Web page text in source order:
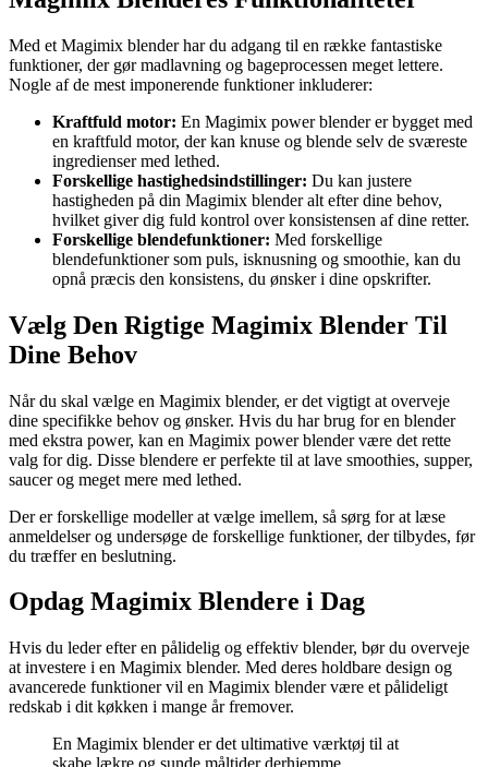
Med et Magimix blender har du adgang til en række fantastiske
funktioner, der gør madlavning og bageprocessen meget lettere.
Nogle af de mest imponerende funktioner inkluderer:
Kraftfuld motor: En Magimix power blender er bygget med
en kraftfuld motor, der kan knuse og blende selv de sværeste
ingredienser med lethed.
Forskellige hastighedsindstillinger: Du kan justere
hastigheden på din Magimix blender alt efter dine behov,
hvilket giver dig fuld kontrol over konsistensen af dine retter.
Forskellige blendefunktioner: Med forskellige
blendefunktioner som puls, isknusning og smoothie, kan du
opnå præcis den konsistens, du ønsker i dine opskrifter.
Vælg Den Rigtige Magimix Blender Til
Dine Behov
Når du skal vælge en Magimix blender, er det vigtigt at overveje
dine specifikke behov og ønsker. Hvis du har brug for en blender
med ekstra power, kan en Magimix power blender være det rette
valg for dig. Disse blendere er perfekte til at lave smoothies, supper,
saucer og meget mere med lethed.
Der er forskellige modeller at vælge imellem, så sørg for at læse
anmeldelser og undersøge de forskellige funktioner, der tilbydes, før
du træffer en beslutning.
Opdag Magimix Blendere i Dag
Hvis du leder efter en pålidelig og effektiv blender, bør du overveje
at investere i en Magimix blender. Med deres holdbare design og
avancerede funktioner vil en Magimix blender være et pålideligt
redskab i dit køkken i mange år fremover.
En Magimix blender er det ultimative værktøj til at